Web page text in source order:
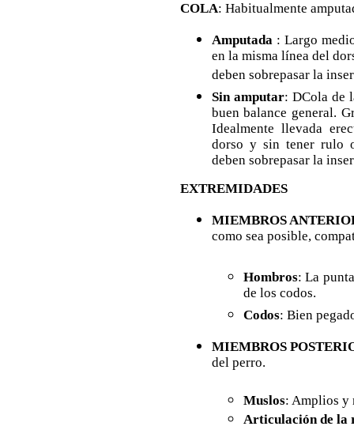
COLA: Habitualmente
Amputada: Largo
en la misma línea del
deben sobrepasar la
Sin amputar: DCola de
buen balance general.
Idealmente llevada
dorso y sin tener rulo
deben sobrepasar la
EXTREMIDADES
MIEMBROS
como sea posible,
Hombros: La
de los codos.
Codos: Bien
MIEMBROS
del perro.
Muslos: Amplios y
Articulación de la